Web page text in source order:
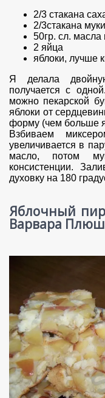
2/3 стакана
2/3стакана муки
50гр. сл.
2 яйца
яблоки, лучше
Я делала
получается с
можно пекарской
яблоки от
форму (чем больше
Взбиваем
увеличивается в
масло, потом
консистенции.
духовку на 180
Яблочный
Варвара